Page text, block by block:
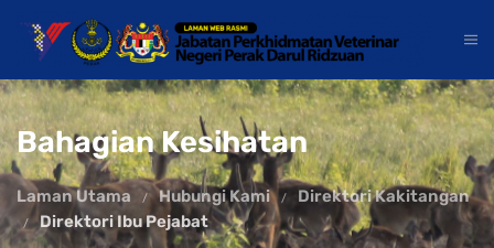
Bahagian Kesihatan
Laman Utama Hubungi Kami
Direktori Kakitangan
Direktori Ibu Pejabat